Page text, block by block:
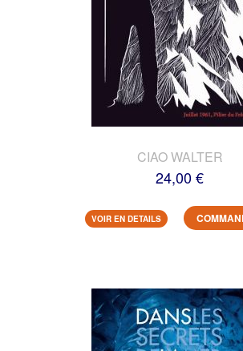
CIAO WALTER
24,00 €
VOIR EN DETAILS